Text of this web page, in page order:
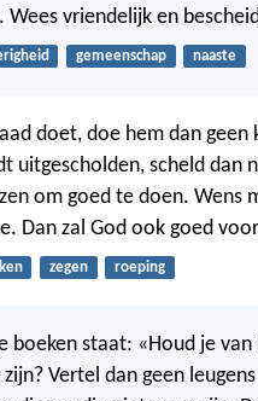
Wees vriendelijk en
gemeenschap naaste
doet, doe hem dan geen
uitgescholden, scheld dan
om goed te doen. Wens
Dan zal God ook goed
zegen roeping
boeken staat: «Houd je
Vertel dan geen